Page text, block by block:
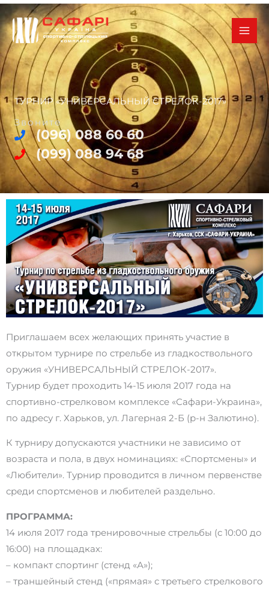
Перейти
к
содержимому
ТУРНИР «УНИВЕРСАЛЬНЫЙ СТРЕЛОК-2017»
Звоните
(096) 088 60 60
(099) 088 94 68
Приглашаем всех желающих принять участие в
открытом турнире по стрельбе из гладкоствольного
оружия «УНИВЕРСАЛЬНЫЙ СТРЕЛОК-2017».
Турнир будет проходить 14-15 июля 2017 года на
спортивно-стрелковом комплексе «Сафари-Украина»,
по адресу г. Харьков, ул. Лагерная 2-Б (р-н Залютино).
К турниру допускаются участники не зависимо от
возраста и пола, в двух номинациях: «Спортсмены» и
«Любители». Турнир проводится в личном первенстве
среди спортсменов и любителей раздельно.
ПРОГРАММА:
14 июля 2017 года тренировочные стрельбы (с 10:00 до
16:00) на площадках:
– компакт спортинг (стенд «А»);
– траншейный стенд («прямая» с третьего стрелкового